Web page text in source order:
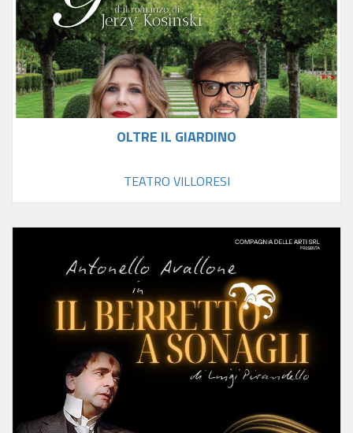
OLTRE IL GIARDINO
TEATRO VILLORESI